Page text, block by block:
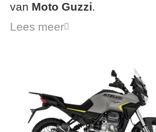
van Moto Guzzi.
Lees meer